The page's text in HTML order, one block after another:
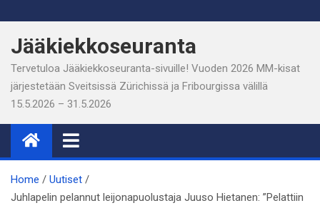
to
content
Jääkiekkoseuranta
Tervetuloa Jääkiekkoseuranta-sivuille! Vuoden 2026 MM-kisat
järjestetään Sveitsissä Zürichissä ja Fribourgissa välillä
15.5.2026 – 31.5.2026
Home
Uutiset
Juhlapelin pelannut leijonapuolustaja Juuso Hietanen: ”Pelattiin